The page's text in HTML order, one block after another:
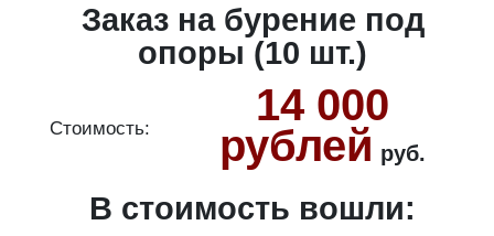
Заказ на бурение под
опоры (10 шт.)
Стоимость:
14 000
рублей руб.
В стоимость вошли: